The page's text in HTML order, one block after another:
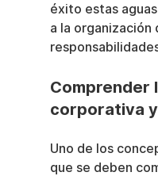
éxito estas
a la organización
Comprender
corporativa
Uno de los
que se deben